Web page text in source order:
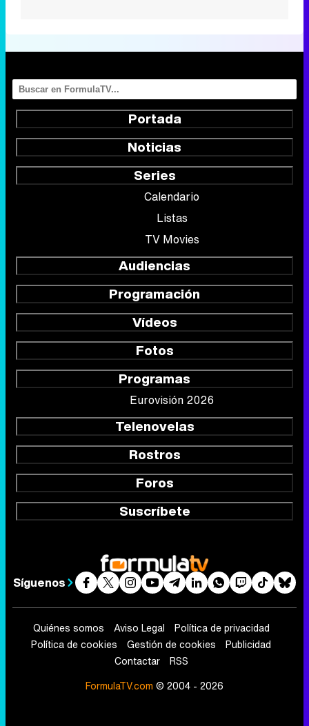
Portada
Noticias
Series
Calendario
Listas
TV Movies
Audiencias
Programación
Vídeos
Fotos
Programas
Eurovisión 2026
Telenovelas
Rostros
Foros
Suscríbete
Síguenos
Quiénes somos Aviso Legal
Política de privacidad
Política de cookies
Gestión de cookies
Publicidad
Contactar
RSS
FormulaTV.com © 2004 - 2026